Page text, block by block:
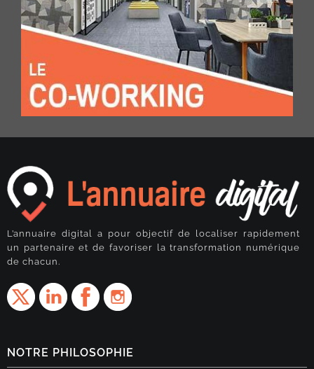
L’annuaire digital a pour objectif de localiser rapidement
un partenaire et de favoriser la transformation numérique
de chacun.
NOTRE PHILOSOPHIE